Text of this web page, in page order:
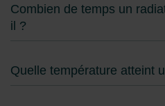
Combien de temps un
il ?
Quelle température atteint